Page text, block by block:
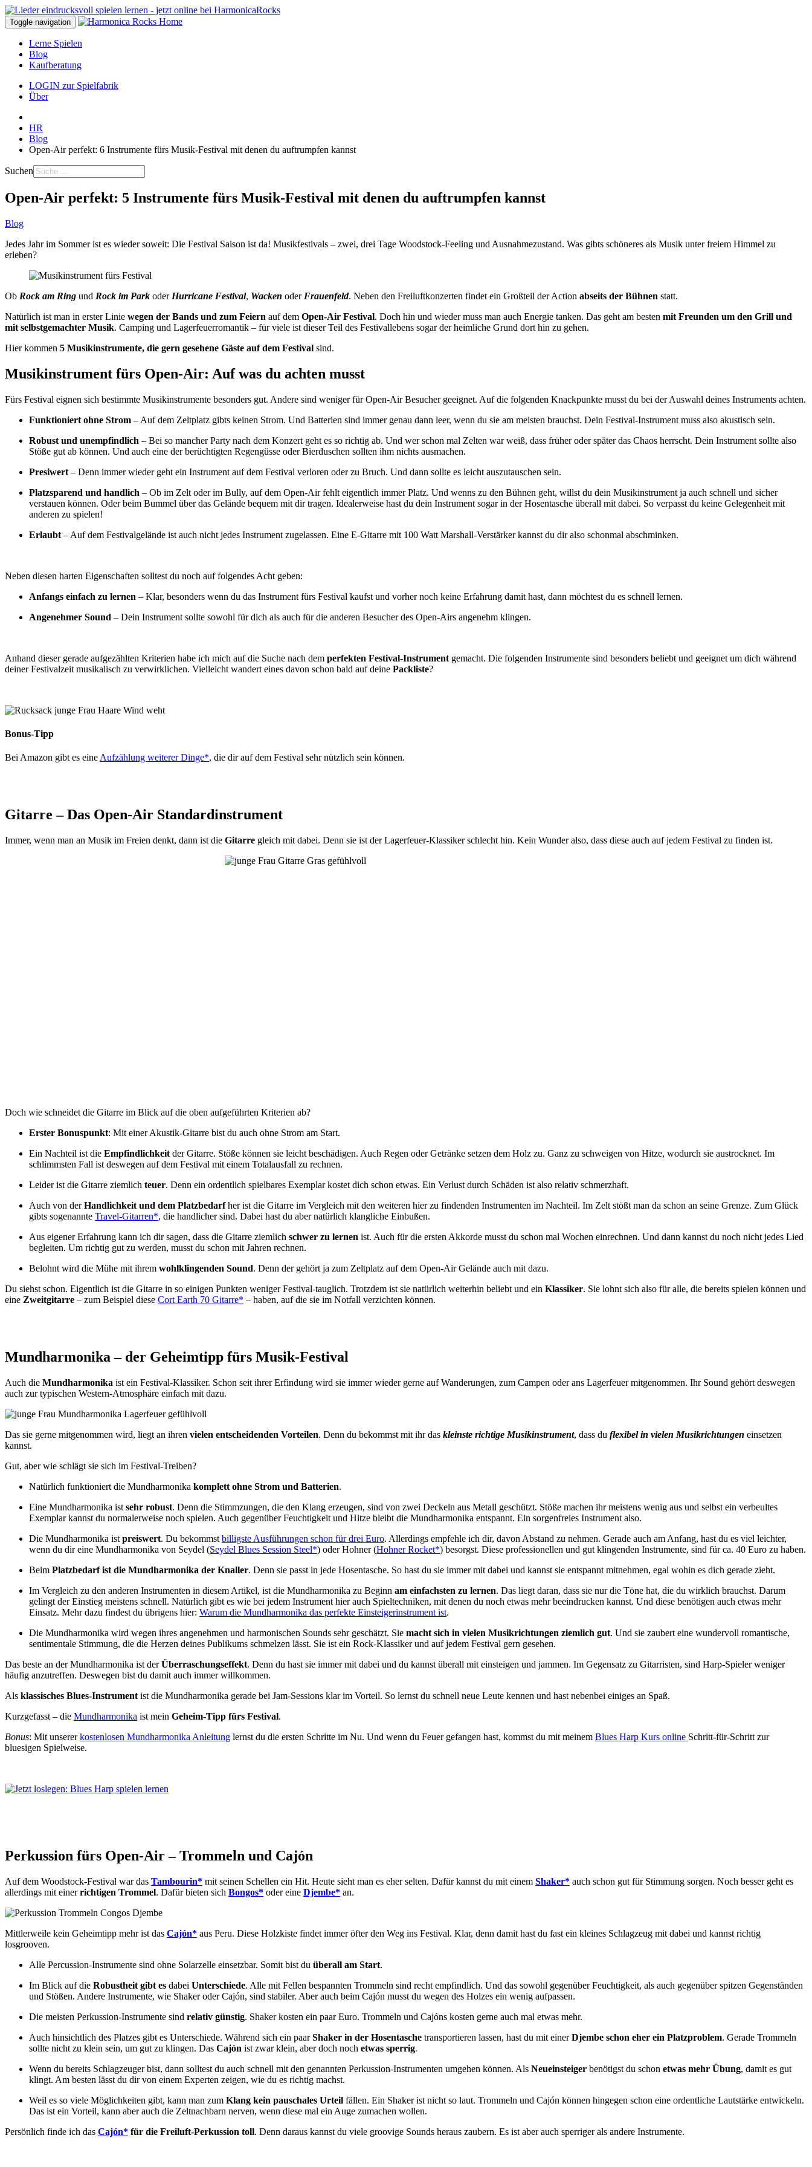
Toggle navigation
Lerne Spielen
Blog
Kaufberatung
LOGIN zur Spielfabrik
Über
HR
Blog
Open-Air perfekt: 6 Instrumente fürs Musik-Festival mit denen du auftrumpfen kannst
Suchen
Open-Air perfekt: 5 Instrumente fürs Musik-Festival mit denen du auftrumpfen kannst
Blog
Jedes Jahr im Sommer ist es wieder soweit: Die Festival Saison ist da! Musikfestivals – zwei, drei Tage Woodstock-Feeling und Ausnahmezustand. Was gibts schöneres als Musik unter freiem Himmel zu
erleben?
Ob Rock am Ring und Rock im Park oder Hurricane Festival, Wacken oder Frauenfeld. Neben den Freiluftkonzerten findet ein Großteil der Action abseits der Bühnen statt.
Natürlich ist man in erster Linie wegen der Bands und zum Feiern auf dem Open-Air Festival. Doch hin und wieder muss man auch Energie tanken. Das geht am besten mit Freunden um den Grill und
mit selbstgemachter Musik. Camping und Lagerfeuerromantik – für viele ist dieser Teil des Festivallebens sogar der heimliche Grund dort hin zu gehen.
Hier kommen 5 Musikinstrumente, die gern gesehene Gäste auf dem Festival sind.
Musikinstrument fürs Open-Air: Auf was du achten musst
Fürs Festival eignen sich bestimmte Musikinstrumente besonders gut. Andere sind weniger für Open-Air Besucher geeignet. Auf die folgenden Knackpunkte musst du bei der Auswahl deines Instruments achten.
Funktioniert ohne Strom – Auf dem Zeltplatz gibts keinen Strom. Und Batterien sind immer genau dann leer, wenn du sie am meisten brauchst. Dein Festival-Instrument muss also akustisch sein.
Robust und unempfindlich – Bei so mancher Party nach dem Konzert geht es so richtig ab. Und wer schon mal Zelten war weiß, dass früher oder später das Chaos herrscht. Dein Instrument sollte also
Stöße gut ab können. Und auch eine der berüchtigten Regengüsse oder Bierduschen sollten ihm nichts ausmachen.
Presiwert – Denn immer wieder geht ein Instrument auf dem Festival verloren oder zu Bruch. Und dann sollte es leicht auszutauschen sein.
Platzsparend und handlich – Ob im Zelt oder im Bully, auf dem Open-Air fehlt eigentlich immer Platz. Und wenns zu den Bühnen geht, willst du dein Musikinstrument ja auch schnell und sicher
verstauen können. Oder beim Bummel über das Gelände bequem mit dir tragen. Idealerweise hast du dein Instrument sogar in der Hosentasche überall mit dabei. So verpasst du keine Gelegenheit mit
anderen zu spielen!
Erlaubt – Auf dem Festivalgelände ist auch nicht jedes Instrument zugelassen. Eine E-Gitarre mit 100 Watt Marshall-Verstärker kannst du dir also schonmal abschminken.
Neben diesen harten Eigenschaften solltest du noch auf folgendes Acht geben:
Anfangs einfach zu lernen – Klar, besonders wenn du das Instrument fürs Festival kaufst und vorher noch keine Erfahrung damit hast, dann möchtest du es schnell lernen.
Angenehmer Sound – Dein Instrument sollte sowohl für dich als auch für die anderen Besucher des Open-Airs angenehm klingen.
Anhand dieser gerade aufgezählten Kriterien habe ich mich auf die Suche nach dem perfekten Festival-Instrument gemacht. Die folgenden Instrumente sind besonders beliebt und geeignet um dich während
deiner Festivalzeit musikalisch zu verwirklichen. Vielleicht wandert eines davon schon bald auf deine Packliste?
Bonus-Tipp
Bei Amazon gibt es eine Aufzählung weiterer Dinge*, die dir auf dem Festival sehr nützlich sein können.
Gitarre – Das Open-Air Standardinstrument
Immer, wenn man an Musik im Freien denkt, dann ist die Gitarre gleich mit dabei. Denn sie ist der Lagerfeuer-Klassiker schlecht hin. Kein Wunder also, dass diese auch auf jedem Festival zu finden ist.
Doch wie schneidet die Gitarre im Blick auf die oben aufgeführten Kriterien ab?
Erster Bonuspunkt: Mit einer Akustik-Gitarre bist du auch ohne Strom am Start.
Ein Nachteil ist die Empfindlichkeit der Gitarre. Stöße können sie leicht beschädigen. Auch Regen oder Getränke setzen dem Holz zu. Ganz zu schweigen von Hitze, wodurch sie austrocknet. Im
schlimmsten Fall ist deswegen auf dem Festival mit einem Totalausfall zu rechnen.
Leider ist die Gitarre ziemlich teuer. Denn ein ordentlich spielbares Exemplar kostet dich schon etwas. Ein Verlust durch Schäden ist also relativ schmerzhaft.
Auch von derHandlichkeit und dem Platzbedarfher ist die Gitarre im Vergleich mit den weiteren hier zu findenden Instrumenten im Nachteil. Im Zelt stößt man da schon an seine Grenze. Zum Glück
gibts sogenannte Travel-Gitarren*, die handlicher sind. Dabei hast du aber natürlich klangliche Einbußen.
Aus eigener Erfahrung kann ich dir sagen, dass die Gitarre ziemlich schwer zu lernen ist. Auch für die ersten Akkorde musst du schon mal Wochen einrechnen. Und dann kannst du noch nicht jedes Lied
begleiten. Um richtig gut zu werden, musst du schon mit Jahren rechnen.
Belohnt wird die Mühe mit ihrem wohlklingenden Sound. Denn der gehört ja zum Zeltplatz auf dem Open-Air Gelände auch mit dazu.
Du siehst schon. Eigentlich ist die Gitarre in so einigen Punkten weniger Festival-tauglich. Trotzdem ist sie natürlich weiterhin beliebt und ein Klassiker. Sie lohnt sich also für alle, die bereits spielen können und
eine Zweitgitarre – zum Beispiel diese Cort Earth 70 Gitarre* – haben, auf die sie im Notfall verzichten können.
Mundharmonika – der Geheimtipp fürs Musik-Festival
Auch die Mundharmonika ist ein Festival-Klassiker. Schon seit ihrer Erfindung wird sie immer wieder gerne auf Wanderungen, zum Campen oder ans Lagerfeuer mitgenommen. Ihr Sound gehört deswegen
auch zur typischen Western-Atmosphäre einfach mit dazu.
Das sie gerne mitgenommen wird, liegt an ihren vielen entscheidenden Vorteilen. Denn du bekommst mit ihr das kleinste richtige Musikinstrument, dass du flexibel in vielen Musikrichtungen einsetzen
kannst.
Gut, aber wie schlägt sie sich im Festival-Treiben?
Natürlich funktioniert die Mundharmonika komplett ohne Strom und Batterien.
Eine Mundharmonika ist sehr robust. Denn die Stimmzungen, die den Klang erzeugen, sind von zwei Deckeln aus Metall geschützt. Stöße machen ihr meistens wenig aus und selbst ein verbeultes
Exemplar kannst du normalerweise noch spielen. Auch gegenüber Feuchtigkeit und Hitze bleibt die Mundharmonika entspannt. Ein sorgenfreies Instrument also.
Die Mundharmonika ist preiswert. Du bekommst billigste Ausführungen schon für drei Euro. Allerdings empfehle ich dir, davon Abstand zu nehmen. Gerade auch am Anfang, hast du es viel leichter,
wenn du dir eine Mundharmonika von Seydel (Seydel Blues Session Steel*) oder Hohner (Hohner Rocket*) besorgst. Diese professionellen und gut klingenden Instrumente, sind für ca. 40 Euro zu haben.
Beim Platzbedarf ist die Mundharmonika der Knaller. Denn sie passt in jede Hosentasche. So hast du sie immer mit dabei und kannst sie entspannt mitnehmen, egal wohin es dich gerade zieht.
Im Vergleich zu den anderen Instrumenten in diesem Artikel, ist die Mundharmonika zu Beginn am einfachsten zu lernen. Das liegt daran, dass sie nur die Töne hat, die du wirklich brauchst. Darum
gelingt der Einstieg meistens schnell. Natürlich gibt es wie bei jedem Instrument hier auch Spieltechniken, mit denen du noch etwas mehr beeindrucken kannst. Und diese benötigen auch etwas mehr
Einsatz. Mehr dazu findest du übrigens hier: Warum die Mundharmonika das perfekte Einsteigerinstrument ist.
Die Mundharmonika wird wegen ihres angenehmen und harmonischen Sounds sehr geschätzt. Sie macht sich in vielen Musikrichtungen ziemlich gut. Und sie zaubert eine wundervoll romantische,
sentimentale Stimmung, die die Herzen deines Publikums schmelzen lässt. Sie ist ein Rock-Klassiker und auf jedem Festival gern gesehen.
Das beste an der Mundharmonika ist derÜberraschungseffekt. Denn du hast sie immer mit dabei und du kannst überall mit einsteigen und jammen. Im Gegensatz zu Gitarristen, sind Harp-Spieler weniger
häufig anzutreffen. Deswegen bist du damit auch immer willkommen.
Als klassisches Blues-Instrument ist die Mundharmonika gerade bei Jam-Sessions klar im Vorteil. So lernst du schnell neue Leute kennen und hast nebenbei einiges an Spaß.
Kurzgefasst – die Mundharmonika ist mein Geheim-Tipp fürs Festival.
Bonus: Mit unsererkostenlosen Mundharmonika Anleitung lernst du die ersten Schritte im Nu. Und wenn du Feuer gefangen hast, kommst du mit meinem Blues Harp Kurs online Schritt-für-Schritt zur
bluesigen Spielweise.
Perkussion fürs Open-Air – Trommeln und Cajón
Auf dem Woodstock-Festival war das Tambourin* mit seinen Schellen ein Hit. Heute sieht man es eher selten. Dafür kannst du mit einem Shaker* auch schon gut für Stimmung sorgen. Noch besser geht es
allerdings mit einerrichtigen Trommel. Dafür bieten sich Bongos* oder eine Djembe* an.
Mittlerweile kein Geheimtipp mehr ist das Cajón* aus Peru. Diese Holzkiste findet immer öfter den Weg ins Festival. Klar, denn damit hast du fast ein kleines Schlagzeug mit dabei und kannst richtig
losgrooven.
Alle Percussion-Instrumente sind ohne Solarzelle einsetzbar. Somit bist du überall am Start.
Im Blick auf die Robustheit gibt es dabei Unterschiede. Alle mit Fellen bespannten Trommeln sind recht empfindlich. Und das sowohl gegenüber Feuchtigkeit, als auch gegenüber spitzen Gegenständen
und Stößen. Andere Instrumente, wie Shaker oder Cajón, sind stabiler. Aber auch beim Cajón musst du wegen des Holzes ein wenig aufpassen.
Die meisten Perkussion-Instrumente sind relativ günstig. Shaker kosten ein paar Euro. Trommeln und Cajóns kosten gerne auch mal etwas mehr.
Auch hinsichtlich des Platzes gibt es Unterschiede. Während sich ein paarShaker in der Hosentasche transportieren lassen, hast du mit einerDjembe schon eher ein Platzproblem. Gerade Trommeln
sollte nicht zu klein sein, um gut zu klingen. Das Cajón ist zwar klein, aber doch noch etwas sperrig.
Wenn du bereits Schlagzeuger bist, dann solltest du auch schnell mit den genannten Perkussion-Instrumenten umgehen können. Als Neueinsteiger benötigst du schon etwas mehr Übung, damit es gut
klingt. Am besten lässt du dir von einem Experten zeigen, wie du es richtig machst.
Weil es so viele Möglichkeiten gibt, kann man zum Klang kein pauschales Urteil fällen. Ein Shaker ist nicht so laut. Trommeln und Cajón können hingegen schon eine ordentliche Lautstärke entwickeln.
Das ist ein Vorteil, kann aber auch die Zeltnachbarn nerven, wenn diese mal ein Auge zumachen wollen.
Persönlich finde ich das Cajón* für die Freiluft-Perkussion toll. Denn daraus kannst du viele groovige Sounds heraus zaubern. Es ist aber auch sperriger als andere Instrumente.